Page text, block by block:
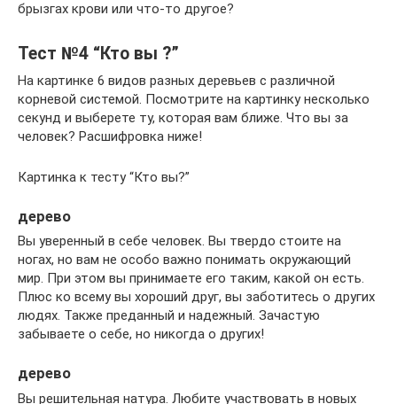
брызгах крови или что-то другое?
Тест №4 “Кто вы ?”
На картинке 6 видов разных деревьев с различной
корневой системой. Посмотрите на картинку несколько
секунд и выберете ту, которая вам ближе. Что вы за
человек? Расшифровка ниже!
Картинка к тесту “Кто вы?”
дерево
Вы уверенный в себе человек. Вы твердо стоите на
ногах, но вам не особо важно понимать окружающий
мир. При этом вы принимаете его таким, какой он есть.
Плюс ко всему вы хороший друг, вы заботитесь о других
людях. Также преданный и надежный. Зачастую
забываете о себе, но никогда о других!
дерево
Вы решительная натура. Любите участвовать в новых